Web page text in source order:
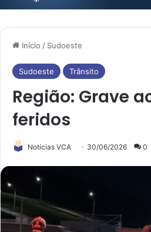
Início / Sudoeste
Sudoeste Trânsito
Região: Grave
feridos
Notícias VCA 30/06/2026 0